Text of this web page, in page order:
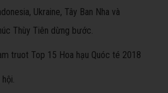
Ukraine, Tây Ban Nha và
Thùy Tiên dừng bước.